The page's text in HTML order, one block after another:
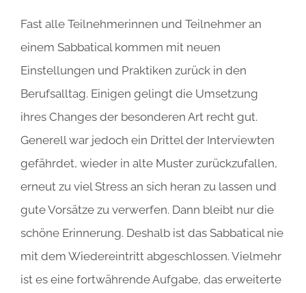
Fast alle Teilnehmerinnen und Teilnehmer an
einem Sabbatical kommen mit neuen
Einstellungen und Praktiken zurück in den
Berufsalltag. Einigen gelingt die Umsetzung
ihres Changes der besonderen Art recht gut.
Generell war jedoch ein Drittel der Interviewten
gefährdet, wieder in alte Muster zurückzufallen,
erneut zu viel Stress an sich heran zu lassen und
gute Vorsätze zu verwerfen. Dann bleibt nur die
schöne Erinnerung. Deshalb ist das Sabbatical nie
mit dem Wiedereintritt abgeschlossen. Vielmehr
ist es eine fortwährende Aufgabe, das erweiterte